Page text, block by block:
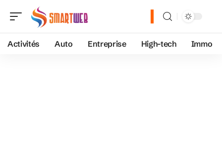
Activités Auto Entreprise High-tech Immo